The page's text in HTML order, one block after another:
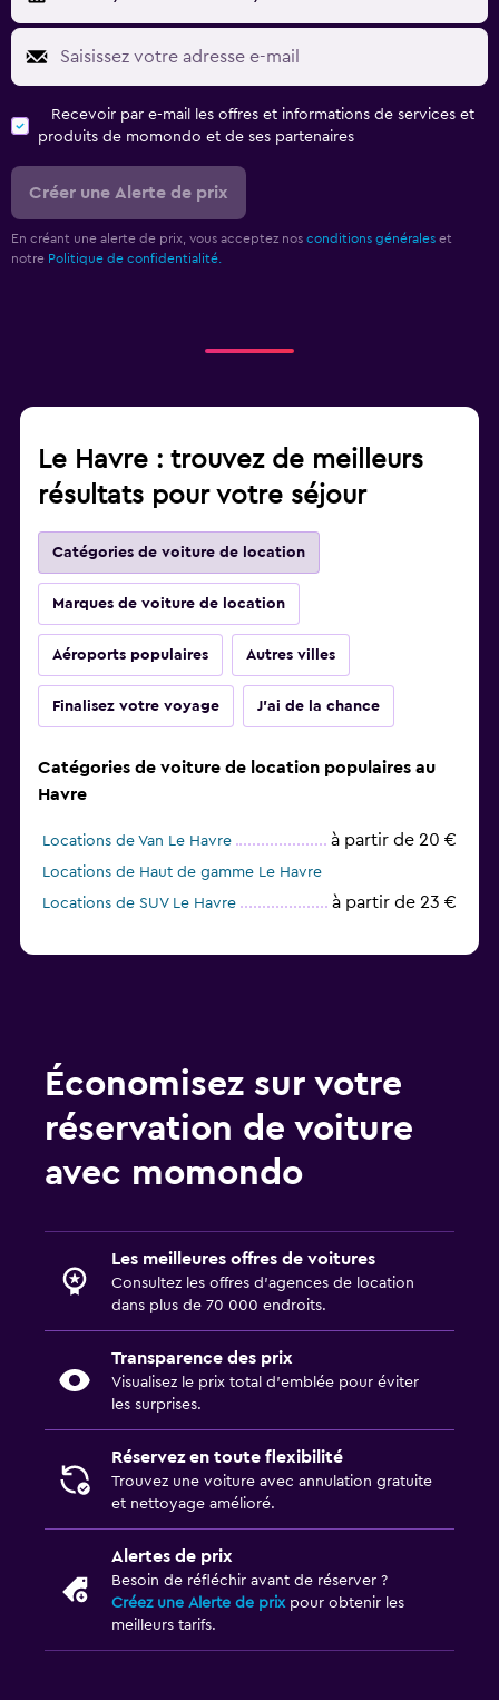
Recevoir par e-mail les offres et informations de services et
produits de momondo et de ses partenaires
Créer une Alerte de prix
En créant une alerte de prix, vous acceptez nos conditions générales et
notre Politique de confidentialité.
Le Havre : trouvez de meilleurs
résultats pour votre séjour
Catégories de voiture de location
Marques de voiture de location
Aéroports populaires Autres villes
Finalisez votre voyage J'ai de la chance
Catégories de voiture de location populaires au
Havre
Locations de Van Le Havre à partir de 20 €
Locations de Haut de gamme Le Havre
Locations de SUV Le Havre
à partir de 23 €
Économisez sur votre
réservation de voiture
avec momondo
Les meilleures offres de voitures
Consultez les offres d’agences de location
dans plus de 70 000 endroits.
Transparence des prix
Visualisez le prix total d’emblée pour éviter
les surprises.
Réservez en toute flexibilité
Trouvez une voiture avec annulation gratuite
et nettoyage amélioré.
Alertes de prix
Besoin de réfléchir avant de réserver ?
Créez une Alerte de prixpour obtenir les
meilleurs tarifs.